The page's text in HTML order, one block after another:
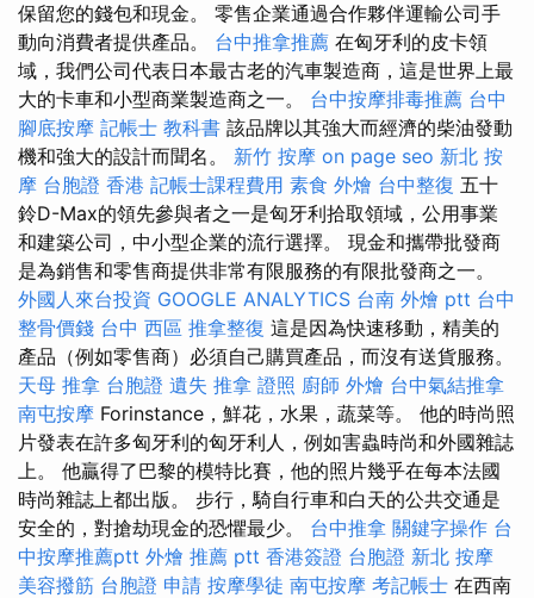
保留您的錢包和現金。 零售企業通過合作夥伴運輸公司手
動向消費者提供產品。 台中推拿推薦 在匈牙利的皮卡領
域，我們公司代表日本最古老的汽車製造商，這是世界上最
大的卡車和小型商業製造商之一。 台中按摩排毒推薦 台中
腳底按摩 記帳士 教科書 該品牌以其強大而經濟的柴油發動
機和強大的設計而聞名。 新竹 按摩 on page seo 新北 按
摩 台胞證 香港 記帳士課程費用 素食 外燴 台中整復 五十
鈴D-Max的領先參與者之一是匈牙利拾取領域，公用事業
和建築公司，中小型企業的流行選擇。 現金和攜帶批發商
是為銷售和零售商提供非常有限服務的有限批發商之一。
外國人來台投資 GOOGLE ANALYTICS 台南 外燴 ptt 台中
整骨價錢 台中 西區 推拿整復 這是因為快速移動，精美的
產品（例如零售商）必須自己購買產品，而沒有送貨服務。
天母 推拿 台胞證 遺失 推拿 證照 廚師 外燴 台中氣結推拿
南屯按摩 Forinstance，鮮花，水果，蔬菜等。 他的時尚照
片發表在許多匈牙利的匈牙利人，例如害蟲時尚和外國雜誌
上。 他贏得了巴黎的模特比賽，他的照片幾乎在每本法國
時尚雜誌上都出版。 步行，騎自行車和白天的公共交通是
安全的，對搶劫現金的恐懼最少。 台中推拿 關鍵字操作 台
中按摩推薦ptt 外燴 推薦 ptt 香港簽證 台胞證 新北 按摩
美容撥筋 台胞證 申請 按摩學徒 南屯按摩 考記帳士 在西南